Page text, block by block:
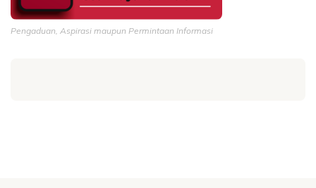
Pengaduan, Aspirasi maupun Permintaan Informasi